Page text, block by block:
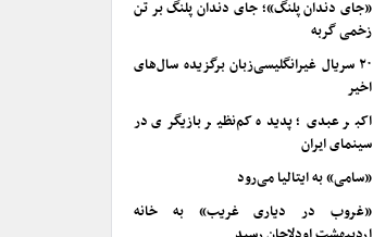
«جای دندان پلنگ»؛ جای دندان پلنگ بر تن
زخمی گربه
۲۰ سریال غیرانگلیسی‌زبان برگزیده سال‌های
اخیر
اکبر عبدی؛ پدیده کم‌نظیر بازیگری در
سینمای ایران
«سامی» به ایتالیا می‌رود
«غروب در دیاری غریب» به خانه